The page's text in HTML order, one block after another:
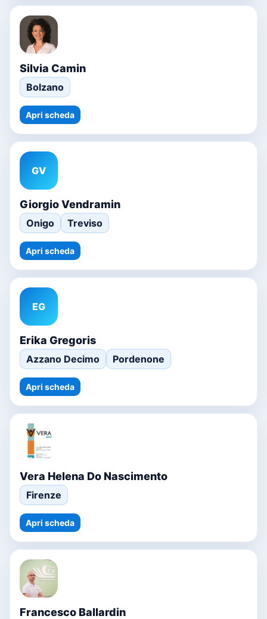
Silvia Camin
Bolzano
Apri scheda
GV
Giorgio Vendramin
Onigo Treviso
Apri scheda
EG
Erika Gregoris
Azzano Decimo Pordenone
Apri scheda
Vera Helena Do Nascimento
Firenze
Apri scheda
Francesco Ballardin